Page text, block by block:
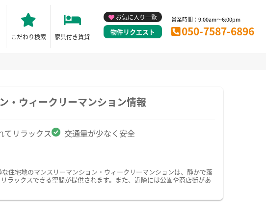
こだわり検索 家具付き賃貸
お気に入り一覧
物件リクエスト
営業時間：9:00am～6:00pm
050-7587-6896
・ウィークリーマンション情報
てリラックス
交通量が少なく安全
住宅地のマンスリーマンション・ウィークリーマンションは、静かで落
ラックスできる空間が提供されます。また、近隣には公園や商店街があ